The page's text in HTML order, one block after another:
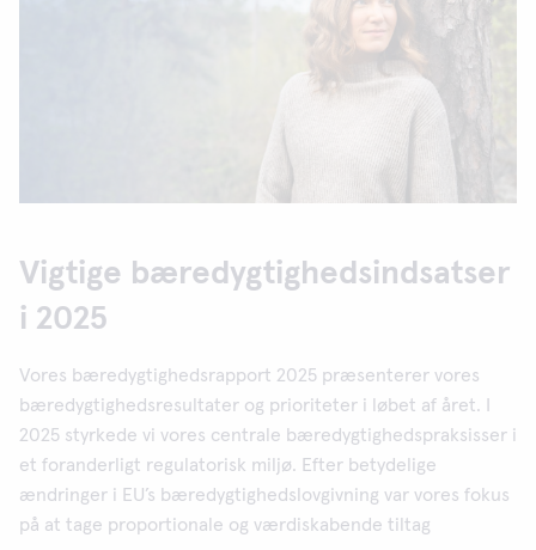
Vigtige bæredygtighedsindsatser
i 2025
Vores bæredygtighedsrapport 2025 præsenterer vores
bæredygtighedsresultater og prioriteter i løbet af året. I
2025 styrkede vi vores centrale bæredygtighedspraksisser i
et foranderligt regulatorisk miljø. Efter betydelige
ændringer i EU’s bæredygtighedslovgivning var vores fokus
på at tage proportionale og værdiskabende tiltag